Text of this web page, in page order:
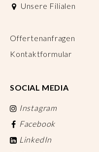
Unsere Filialen
Offertenanfragen
Kontaktformular
SOCIAL MEDIA
Instagram
Facebook
LinkedIn